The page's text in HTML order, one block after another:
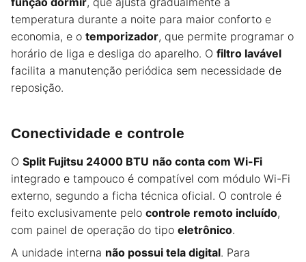
temperatura durante a noite para maior conforto e
economia, e o temporizador, que permite programar o
horário de liga e desliga do aparelho. O filtro lavável
facilita a manutenção periódica sem necessidade de
reposição.
Conectividade e controle
O Split Fujitsu 24000 BTU não conta com Wi-Fi
integrado e tampouco é compatível com módulo Wi-Fi
externo, segundo a ficha técnica oficial. O controle é
feito exclusivamente pelo controle remoto incluído,
com painel de operação do tipo eletrônico.
A unidade interna não possui tela digital. Para